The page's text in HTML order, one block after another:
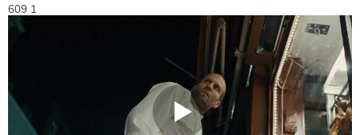
609 1